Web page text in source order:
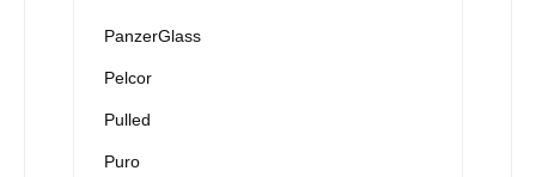
PanzerGlass
Pelcor
Pulled
Puro